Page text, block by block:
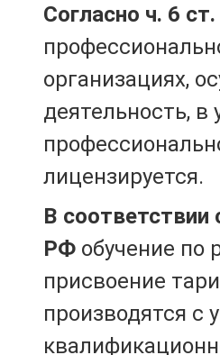
Согласно ч. 6
организациях,
деятельность, в
лицензируется.
В соответствии
РФ обучение по
присвоение
производятся с